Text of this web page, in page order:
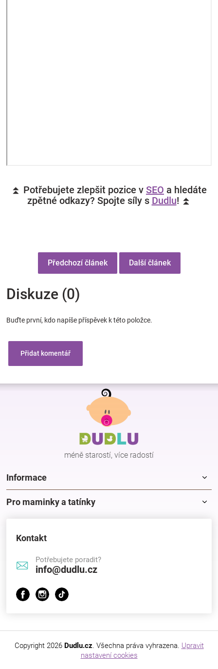
⏫ Potřebujete zlepšit pozice v SEO a hledáte
zpětné odkazy? Spojte síly s Dudlu! ⏫
Předchozí článek Další článek
Diskuze (0)
Buďte první, kdo napíše příspěvek k této položce.
Přidat komentář
Z
méně starostí, více radostí
Informace
Pro maminky a tatínky
Kontakt
Potřebujete poradit?
info@dudlu.cz
Copyright 2026 Dudlu.cz. Všechna práva vyhrazena. Upravit
nastavení cookies